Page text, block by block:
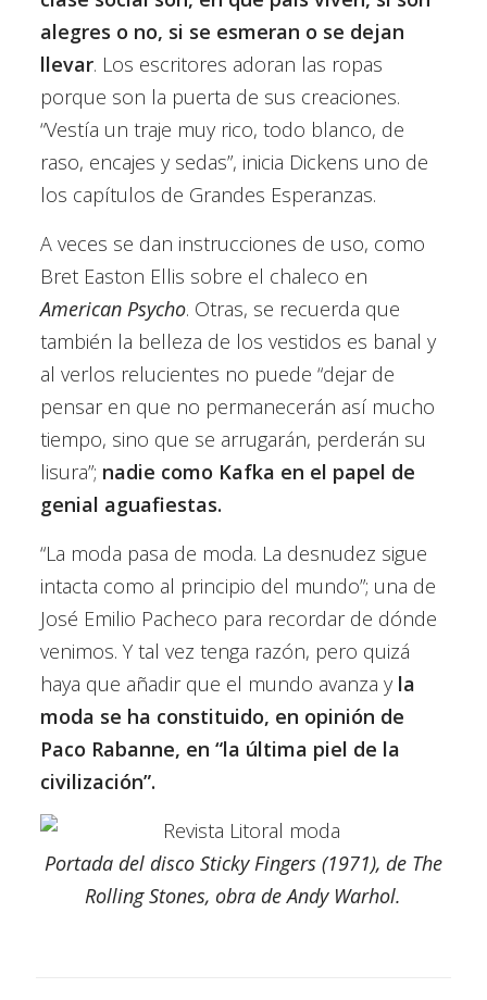
alegres o no, si se esmeran o se dejan
llevar. Los escritores adoran las ropas
porque son la puerta de sus creaciones.
“Vestía un traje muy rico, todo blanco, de
raso, encajes y sedas”, inicia Dickens uno de
los capítulos de Grandes Esperanzas.
A veces se dan instrucciones de uso, como
Bret Easton Ellis sobre el chaleco en
American Psycho. Otras, se recuerda que
también la belleza de los vestidos es banal y
al verlos relucientes no puede “dejar de
pensar en que no permanecerán así mucho
tiempo, sino que se arrugarán, perderán su
lisura”; nadie como Kafka en el papel de
genial aguafiestas.
“La moda pasa de moda. La desnudez sigue
intacta como al principio del mundo”; una de
José Emilio Pacheco para recordar de dónde
venimos. Y tal vez tenga razón, pero quizá
haya que añadir que el mundo avanza y la
moda se ha constituido, en opinión de
Paco Rabanne, en “la última piel de la
civilización”.
Portada del disco Sticky Fingers (1971), de The
Rolling Stones, obra de Andy Warhol.